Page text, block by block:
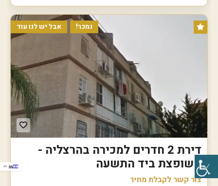
אבל יש לנו עוד נמכר!
דירת 2 חדרים למכירה בהרצליה -
משופצת ביד התשעה
צור קשר לקבלת מחיר
IW